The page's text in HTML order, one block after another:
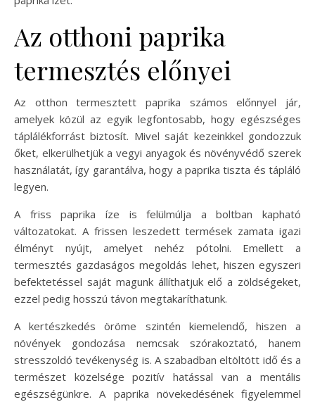
Az otthoni paprika
termesztés előnyei
Az otthon termesztett paprika számos előnnyel jár,
amelyek közül az egyik legfontosabb, hogy egészséges
táplálékforrást biztosít. Mivel saját kezeinkkel gondozzuk
őket, elkerülhetjük a vegyi anyagok és növényvédő szerek
használatát, így garantálva, hogy a paprika tiszta és tápláló
legyen.
A friss paprika íze is felülmúlja a boltban kapható
változatokat. A frissen leszedett termések zamata igazi
élményt nyújt, amelyet nehéz pótolni. Emellett a
termesztés gazdaságos megoldás lehet, hiszen egyszeri
befektetéssel saját magunk állíthatjuk elő a zöldségeket,
ezzel pedig hosszú távon megtakaríthatunk.
A kertészkedés öröme szintén kiemelendő, hiszen a
növények gondozása nemcsak szórakoztató, hanem
stresszoldó tevékenység is. A szabadban eltöltött idő és a
természet közelsége pozitív hatással van a mentális
egészségünkre. A paprika növekedésének figyelemmel